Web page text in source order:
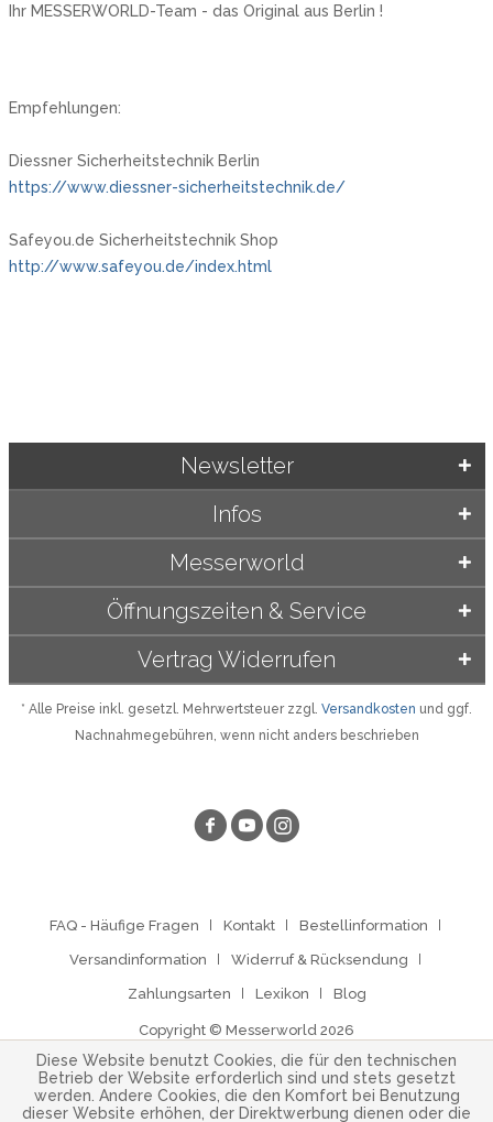
Ihr MESSERWORLD-Team - das Original aus Berlin !
Empfehlungen:
Diessner Sicherheitstechnik Berlin
https://www.diessner-sicherheitstechnik.de/
Safeyou.de Sicherheitstechnik Shop
http://www.safeyou.de/index.html
Öffnungszeiten & Service
Infos
Messerworld
Newsletter
Vertrag Widerrufen
* Alle Preise inkl. gesetzl. Mehrwertsteuer zzgl. Versandkosten und ggf.
Nachnahmegebühren, wenn nicht anders beschrieben
FAQ - Häufige Fragen Kontakt Bestellinformation
Versandinformation Widerruf & Rücksendung
Zahlungsarten Lexikon Blog
Copyright © Messerworld 2026
Diese Website benutzt Cookies, die für den technischen
Betrieb der Website erforderlich sind und stets gesetzt
werden. Andere Cookies, die den Komfort bei Benutzung
dieser Website erhöhen, der Direktwerbung dienen oder die